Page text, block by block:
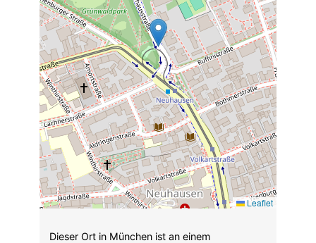
Leaflet
Dieser Ort in München ist an einem